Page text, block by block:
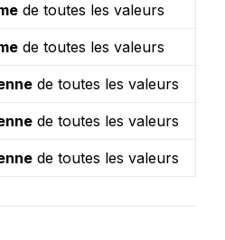
de toutes les valeurs
de toutes les valeurs
de toutes les valeurs
de toutes les valeurs
de toutes les valeurs